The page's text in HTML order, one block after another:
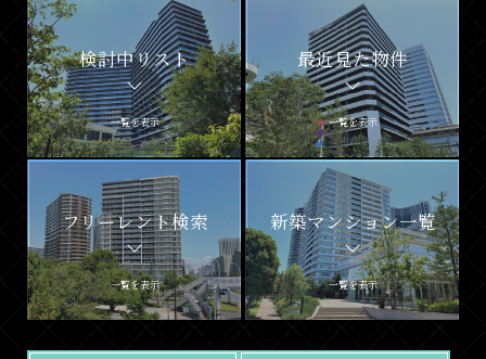
検討中リスト
一覧を表示
最近見た物件
一覧を表示
フリーレント検索
一覧を表示
新築マンション一覧
一覧を表示